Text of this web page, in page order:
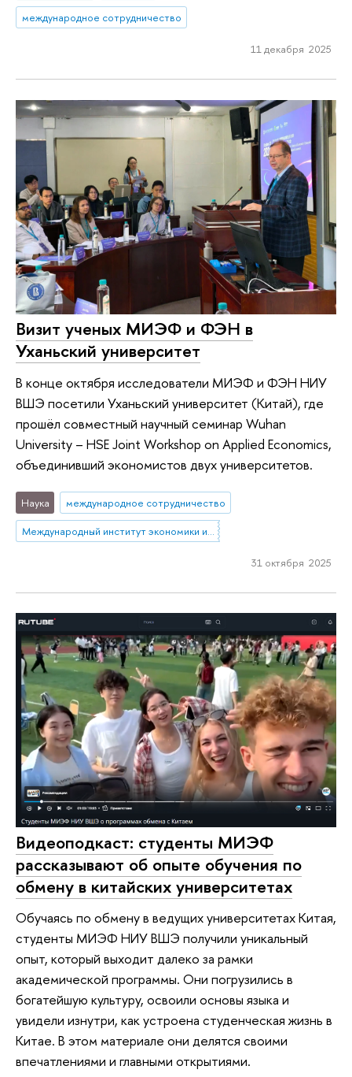
международное сотрудничество
11 декабря 2025
Визит ученых МИЭФ и ФЭН в
Уханьский университет
В конце октября исследователи МИЭФ и ФЭН НИУ
ВШЭ посетили Уханьский университет (Китай), где
прошёл совместный научный семинар Wuhan
University – HSE Joint Workshop on Applied Economics,
объединивший экономистов двух университетов.
Наука
международное сотрудничество
Международный институт экономики и финансов
31 октября 2025
Видеоподкаст: студенты МИЭФ
рассказывают об опыте обучения по
обмену в китайских университетах
Обучаясь по обмену в ведущих университетах Китая,
студенты МИЭФ НИУ ВШЭ получили уникальный
опыт, который выходит далеко за рамки
академической программы. Они погрузились в
богатейшую культуру, освоили основы языка и
увидели изнутри, как устроена студенческая жизнь в
Китае. В этом материале они делятся своими
впечатлениями и главными открытиями.